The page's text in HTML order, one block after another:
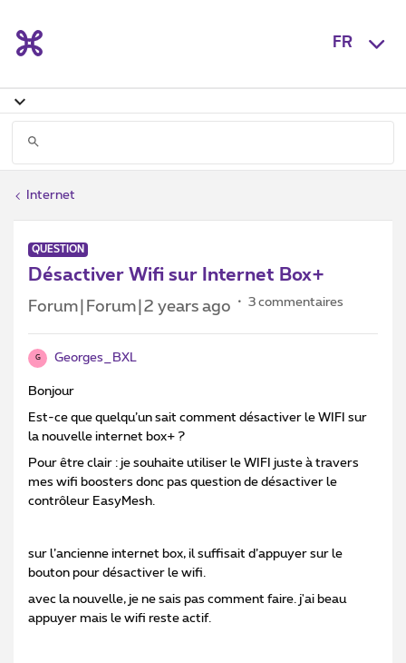
FR
Internet
QUESTION
Désactiver Wifi sur Internet Box+
Forum|Forum|2 years ago 3 commentaires
G Georges_BXL
Bonjour
Est-ce que quelqu’un sait comment désactiver le WIFI sur
la nouvelle internet box+ ?
Pour être clair : je souhaite utiliser le WIFI juste à travers
mes wifi boosters donc pas question de désactiver le
contrôleur EasyMesh.
sur l’ancienne internet box, il suffisait d’appuyer sur le
bouton pour désactiver le wifi.
avec la nouvelle, je ne sais pas comment faire. j'ai beau
appuyer mais le wifi reste actif.